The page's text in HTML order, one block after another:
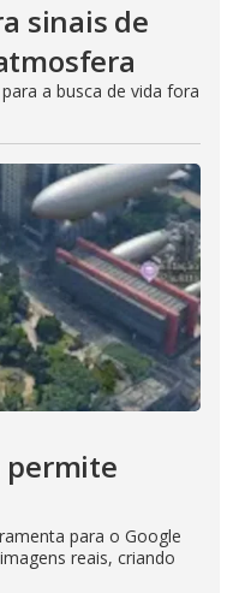
sinais de
a busca de vida fora
permite
para o Google
reais, criando